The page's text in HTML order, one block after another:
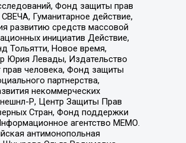
Фонд защиты прав
Гуманитарное действие,
развитию средств массовой
инициатив Действие,
Тольятти, Новое время,
Юрия Левады, Издательство
прав человека, Фонд защиты
партнерства,
некоммерческих
Р, Центр Защиты Прав
Стран, Фонд поддержки
агентство МЕМО.
антимонопольная